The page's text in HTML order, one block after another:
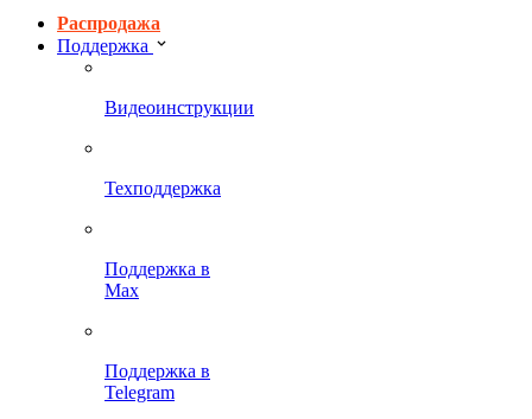
Распродажа
Поддержка
Видеоинструкции
Техподдержка
Поддержка в
Max
Поддержка в
Telegram